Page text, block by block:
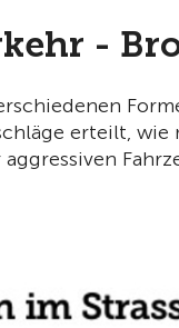
-
erteilt, wie